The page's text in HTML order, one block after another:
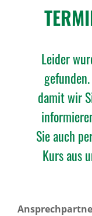
Leider
damit wir
Sie auch
Kurs aus